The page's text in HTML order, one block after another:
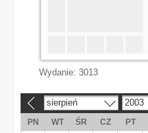
Wydanie: 3013
sierpień 2003
PN WT ŚR CZ PT